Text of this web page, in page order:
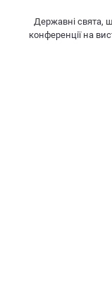
Державні свята,
конференції на